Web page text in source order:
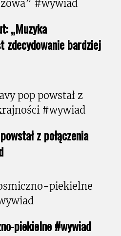
„Muzyka
bardziej
z połączenia
piekielne #wywiad